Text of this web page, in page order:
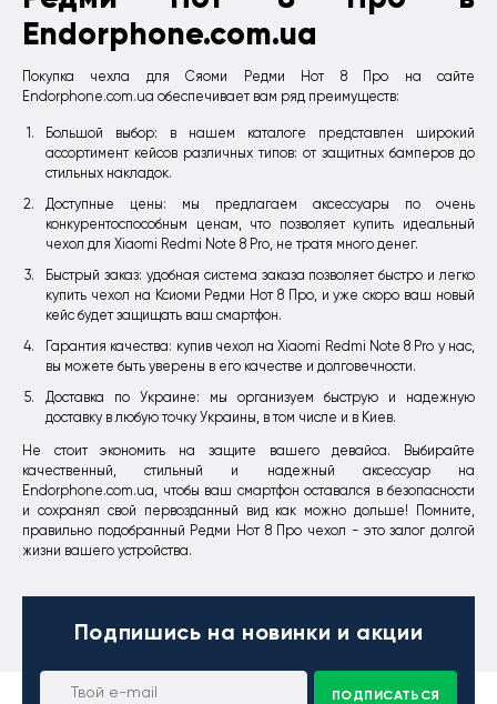
Endorphone.com.ua
Покупка чехла для Сяоми Редми Нот 8 Про на сайте
Endorphone.com.ua обеспечивает вам ряд преимуществ:
Большой выбор: в нашем каталоге представлен широкий
ассортимент кейсов различных типов: от защитных бамперов до
стильных накладок.
Доступные цены: мы предлагаем аксессуары по очень
конкурентоспособным ценам, что позволяет купить идеальный
чехол для Xiaomi Redmi Note 8 Pro, не тратя много денег.
Быстрый заказ: удобная система заказа позволяет быстро и легко
купить чехол на Ксиоми Редми Нот 8 Про, и уже скоро ваш новый
кейс будет защищать ваш смартфон.
Гарантия качества: купив чехол на Xiaomi Redmi Note 8 Pro у нас,
вы можете быть уверены в его качестве и долговечности.
Доставка по Украине: мы организуем быструю и надежную
доставку в любую точку Украины, в том числе и в Киев.
Не стоит экономить на защите вашего девайса. Выбирайте
качественный, стильный и надежный аксессуар на
Endorphone.com.ua, чтобы ваш смартфон оставался в безопасности
и сохранял свой первозданный вид как можно дольше! Помните,
правильно подобранный Редми Нот 8 Про чехол - это залог долгой
жизни вашего устройства.
Подпишись на новинки и акции
ПОДПИСАТЬСЯ